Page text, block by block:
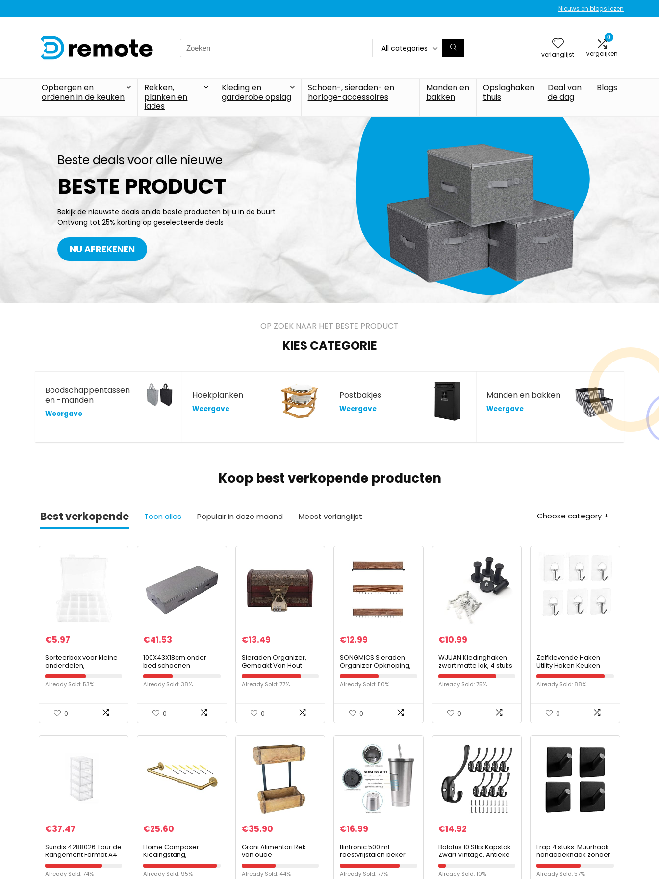
Nieuws en blogs lezen
All categories
verlanglijst
0
Vergelijken
Opbergen en
ordenen in de keuken
Rekken,
planken en
lades
Kleding en
garderobe opslag
Schoen-, sieraden- en
horloge-accessoires
Manden en
bakken
Opslaghaken
thuis
Deal van
de dag
Blogs
Beste deals voor alle nieuwe
BESTE PRODUCT
Bekijk de nieuwste deals en de beste producten bij u in de buurt
Ontvang tot 25% korting op geselecteerde deals
NU AFREKENEN
OP ZOEK NAAR HET BESTE PRODUCT
KIES CATEGORIE
Boodschappentassen
en -manden
Weergave
Hoekplanken
Weergave
Postbakjes
Weergave
Manden en bakken
Weergave
Koop best verkopende producten
Best verkopende Toon alles Populair in deze maand Meest verlanglijst Choose category
€5.97
Sorteerbox voor kleine
onderdelen,
opbergdoos, 20 vakken
van 4 x 4 cm, totale
afmetingen: 20,8 cm x
Already Sold: 53%
0
€41.53
100X43X18cm onder
bed schoenen
opslagcontainers met
deksel, stofdicht en
ademend, duurzaam
Already Sold: 38%
0
€13.49
Sieraden Organizer,
Gemaakt Van Hout
Materiaal Houten
Sieraden Doos voor
Bescherm Uw Sieraden
Already Sold: 77%
0
€12.99
SONGMICS Sieraden
Organizer Opknoping,
Set Van 3, Muurplanken,
Sieraden Opslag, Bar
Voor Armbanden, 30
Already Sold: 50%
0
€10.99
WJUAN Kledinghaken
zwart matte lak, 4 stuks
53 mm ronde
kapstokhaken,
verbeterde modellen
Already Sold: 75%
0
Zelfklevende Haken
Utility Haken Keuken
Muurhaken, 5KG (Max),
Voor Handdoeken,
Badjas, Badkamer,
Plafondhaken,
Transparant, 6 Stuks
Already Sold: 88%
0
€37.47
Sundis 4288026 Tour de
Rangement Format A4
5 tiroirs avec Poignée
ergonomique Système
Already Sold: 74%
€25.60
Home Composer
Kledingstang,
wandmontage, 70 cm,
industrieel design, tot
Already Sold: 95%
€35.90
Grani Alimentari Rek
van oude
baksteenvormen, uniek,
upcycling, shabby
Already Sold: 44%
€16.99
flintronic 500 ml
roestvrijstalen beker
koffiemok met rietje,
thermobeker, reisfles
Already Sold: 77%
€14.92
Bolatus 10 Stks Kapstok
Zwart Vintage, Antieke
Hoed Wandmontage
Haak Heavy Duty
Already Sold: 10%
Frap 4 stuks. Muurhaak
handdoekhaak zonder
boren, 304 roestvrij
staal roestvrij
Already Sold: 57%